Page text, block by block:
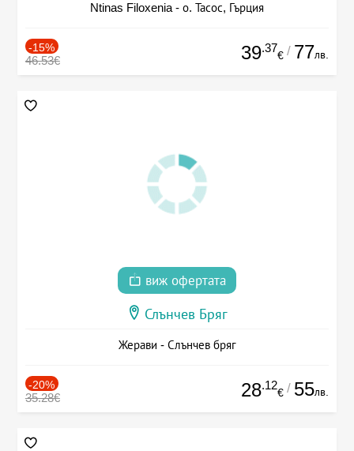
Ntinas Filoxenia - о. Тасос, Гърция
-15%
46.53€ 39.37
€ / 77лв.
виж офертата
Слънчев Бряг
Жерави - Слънчев бряг
-20%
35.28€ 28.12
€ / 55лв.